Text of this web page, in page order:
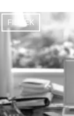
FILMEK